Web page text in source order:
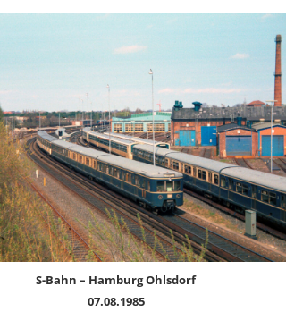
S-Bahn – Hamburg Ohlsdorf
07.08.1985